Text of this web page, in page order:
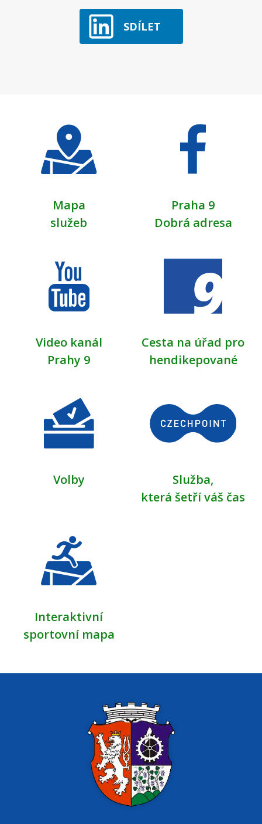
SDÍLET
Mapa
služeb
Praha 9
Dobrá adresa
Video kanál
Prahy 9
Cesta na úřad pro
hendikepované
Volby
Služba,
která šetří váš čas
Interaktivní
sportovní mapa